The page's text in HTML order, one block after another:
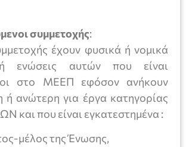
συμμετοχής:
έχουν φυσικά ή νομικά
ενώσεις αυτών που είναι
στο ΜΕΕΠ εφόσον ανήκουν
ή ανώτερη για έργα κατηγορίας
και που είναι εγκατεστημένα :
μέλος της Ένωσης,